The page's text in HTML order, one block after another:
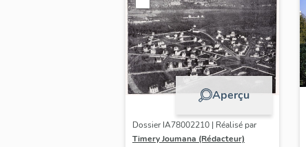
Aperçu
Dossier IA78002210 | Réalisé par
Timery Joumana (Rédacteur)